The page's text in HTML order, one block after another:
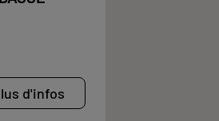
d'infos